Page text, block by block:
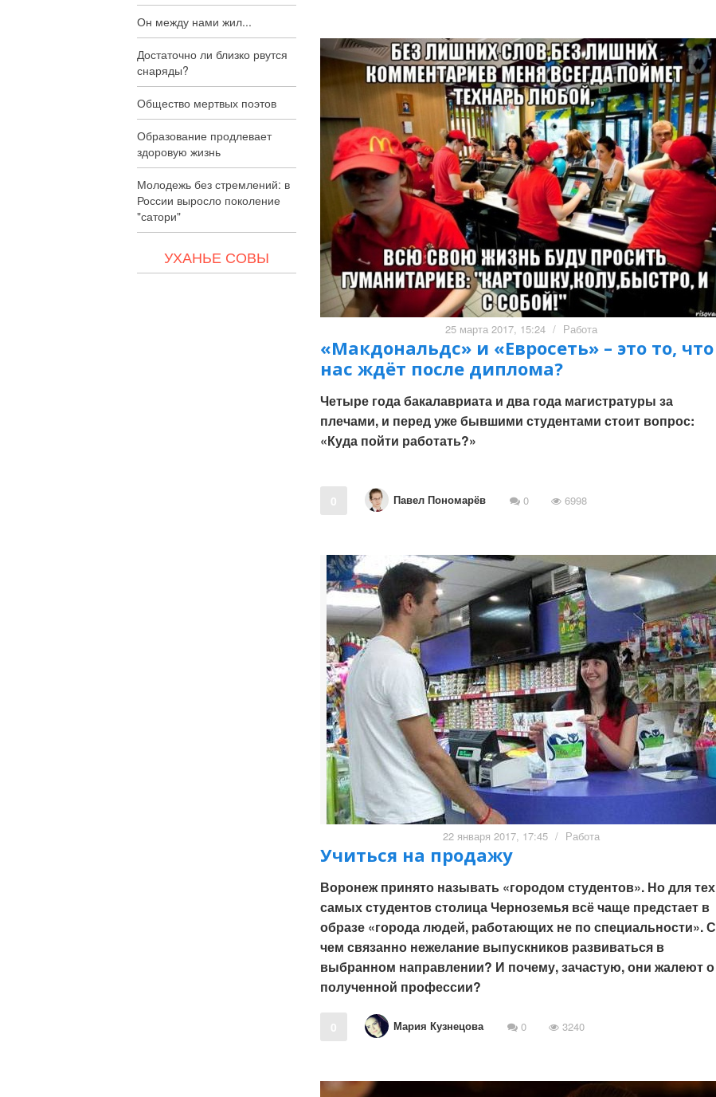
Он между нами жил...
Достаточно ли близко рвутся
снаряды?
Общество мертвых поэтов
Образование продлевает
здоровую жизнь
Молодежь без стремлений: в
России выросло поколение
"сатори"
УХАНЬЕ СОВЫ
25 марта 2017, 15:24 / Работа
«Макдональдс» и «Евросеть» – это то, что
нас ждёт после диплома?
Четыре года бакалавриата и два года магистратуры за
плечами, и перед уже бывшими студентами стоит вопрос:
«Куда пойти работать?»
0 Павел Пономарёв 0 6998
22 января 2017, 17:45 / Работа
Учиться на продажу
Воронеж принято называть «городом студентов». Но для тех
самых студентов столица Черноземья всё чаще предстает в
образе «города людей, работающих не по специальности». С
чем связанно нежелание выпускников развиваться в
выбранном направлении? И почему, зачастую, они жалеют о
полученной профессии?
0 Мария Кузнецова 0 3240